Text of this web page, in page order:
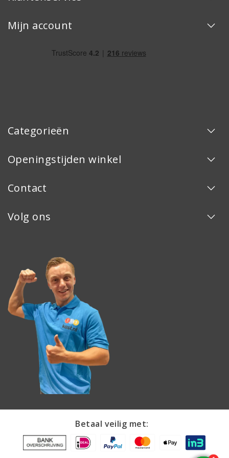
Mijn account
Categorieën
Openingstijden winkel
Contact
Volg ons
Betaal veilig met: